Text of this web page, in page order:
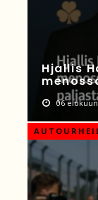
Hjallis
06